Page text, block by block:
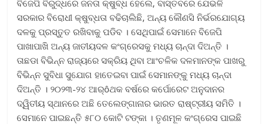
ବିଜେପି ବିରୁଦ୍ଧରେ ଜନତା କ୍ଷୁବ୍ଧ ହେଲେ, ବାସ୍ତବରେ ଯେଭଳି
ସରକାର ବିରୋଧୀ କ୍ଷୁବ୍ଧତା ବଢିଚାଲିଛି, ଅନ୍ୟ କୌଣସି ନିର୍ଭରଯୋଗ୍ୟ
ଦଳକୁ ପ୍ରସ୍ତୁତ ରଖିବାକୁ ପଡିବ । ସେଥିପାଇଁ ସେମାନେ ବିଜେପି
ପାଖାପାଖି ଅନ୍ୟ ଜାତୀୟଦଳ କଂଗ୍ରେସକୁ ମଧ୍ୟ ଚାନ୍ଦା ଦିଅନ୍ତି ।
ତାଛଡା ବିଭିନ୍ନ ରାଜ୍ୟରେ ସକ୍ରିୟ ଥିବା ଆଂଚଳିକ ଦଳମାନଙ୍କ ପାଖରୁ
ବିଭିନ୍ନ ସୁବିଧା ସୁଯୋଗ ହାତେଇବା ପାଇଁ ସେମାନଙ୍କୁ ମଧ୍ୟ ଚାନ୍ଦା
ଦିଅନ୍ତି । ୨୦୨୩-୨୪ ଆର୍ôଥକ ବର୍ଷରେ କର୍ପୋରେଟ ଅନୁଦାନର
ଦ୍ୱିତୀୟ ସ୍ଥାନରେ ଅଛି ତେଲେଙ୍ଗାନାର ଭାରତ ରାଷ୍ଟ୍ରୀୟ ସମିତି ।
ସେମାନେ ପାଇଛନ୍ତି ୫୮୦ କୋଟି ଟଙ୍କା । ତୃଣମୂଳ କଂଗ୍ରେସ ପାଇଛି